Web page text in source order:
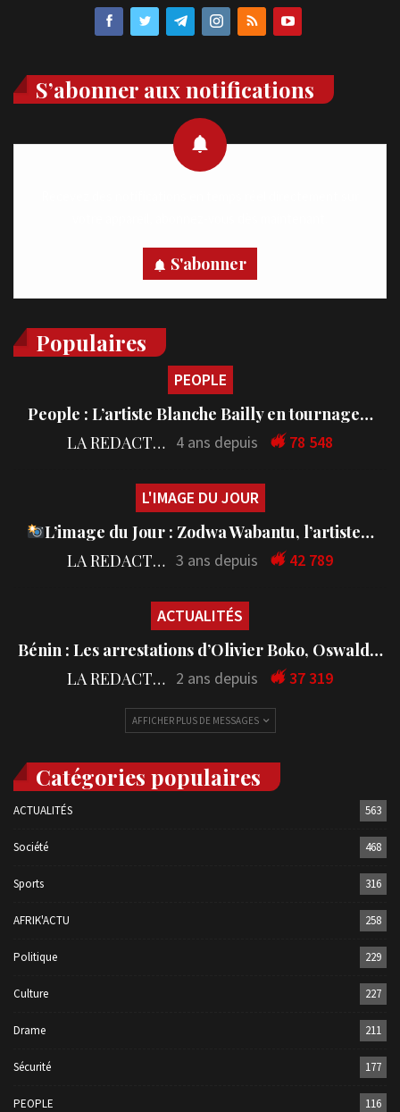
S’abonner aux notifications
S'abonner
Populaires
PEOPLE
People : L’artiste Blanche Bailly en tournage…
LA REDACTION 4 ans depuis 78 548
L'IMAGE DU JOUR
L’image du Jour : Zodwa Wabantu, l’artiste…
LA REDACTION 3 ans depuis 42 789
ACTUALITÉS
Bénin : Les arrestations d’Olivier Boko, Oswald…
LA REDACTION 2 ans depuis 37 319
AFFICHER PLUS DE MESSAGES
Catégories populaires
ACTUALITÉS 563
Société 468
Sports 316
AFRIK'ACTU 258
Politique 229
Culture 227
Drame 211
Sécurité 177
PEOPLE 116